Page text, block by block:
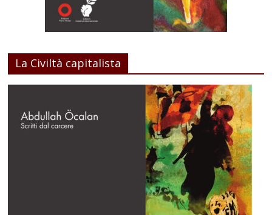
La Civiltà capitalista